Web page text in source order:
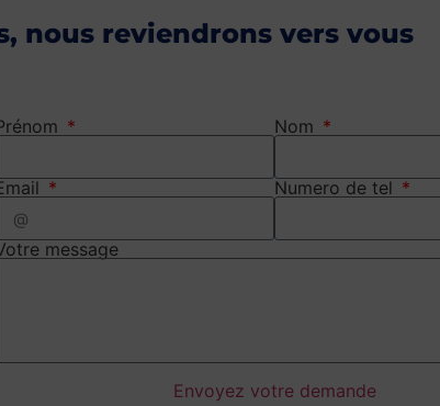
nous reviendrons vers vous
Nom
Numero de tel
message
Envoyez votre demande